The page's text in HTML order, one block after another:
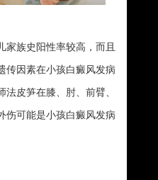
族史阳性率较高，而且
传因素在小孩白癜风发病
皮笋在膝、肘、前臂、
伤可能是小孩白癜风发病